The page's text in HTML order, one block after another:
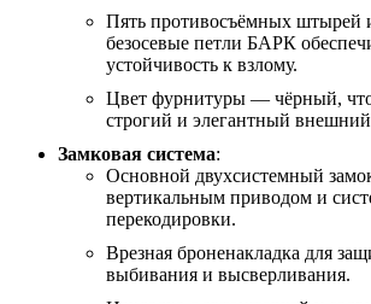
Пять противосъёмных штырей
безосевые петли БАРК
устойчивость к взлому.
Цвет фурнитуры — чёрный,
строгий и элегантный
Замковая система:
Основной двухсистемный
вертикальным приводом и
перекодировки.
Врезная броненакладка для
выбивания и высверливания.